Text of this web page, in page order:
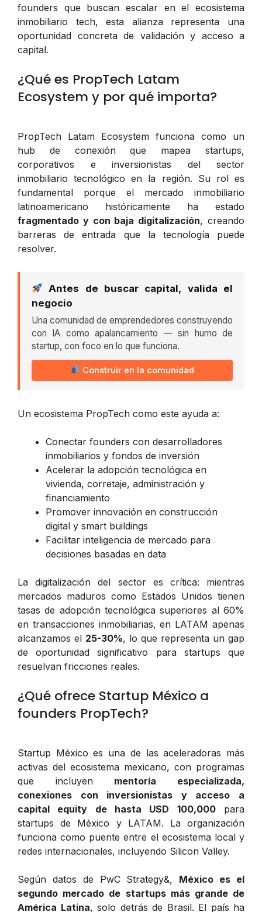
founders que buscan escalar en el ecosistema
inmobiliario tech, esta alianza representa una
oportunidad concreta de validación y acceso a
capital.
¿Qué es PropTech Latam
Ecosystem y por qué importa?
PropTech Latam Ecosystem funciona como un
hub de conexión que mapea startups,
corporativos e inversionistas del sector
inmobiliario tecnológico en la región. Su rol es
fundamental porque el mercado inmobiliario
latinoamericano históricamente ha estado
fragmentado y con baja digitalización, creando
barreras de entrada que la tecnología puede
resolver.
Antes de buscar capital, valida el
negocio
Una comunidad de emprendedores construyendo
con IA como apalancamiento — sin humo de
startup, con foco en lo que funciona.
Construir en la comunidad
Un ecosistema PropTech como este ayuda a:
Conectar founders con desarrolladores
inmobiliarios y fondos de inversión
Acelerar la adopción tecnológica en
vivienda, corretaje, administración y
financiamiento
Promover innovación en construcción
digital y smart buildings
Facilitar inteligencia de mercado para
decisiones basadas en data
La digitalización del sector es crítica: mientras
mercados maduros como Estados Unidos tienen
tasas de adopción tecnológica superiores al 60%
en transacciones inmobiliarias, en LATAM apenas
alcanzamos el 25-30%, lo que representa un gap
de oportunidad significativo para startups que
resuelvan fricciones reales.
¿Qué ofrece Startup México a
founders PropTech?
Startup México es una de las aceleradoras más
activas del ecosistema mexicano, con programas
que incluyen mentoría especializada,
conexiones con inversionistas y acceso a
capital equity de hasta USD 100,000para
startups de México y LATAM. La organización
funciona como puente entre el ecosistema local y
redes internacionales, incluyendo Silicon Valley.
Según datos de PwC Strategy&, México es el
segundo mercado de startups más grande de
América Latina, solo detrás de Brasil. El país ha